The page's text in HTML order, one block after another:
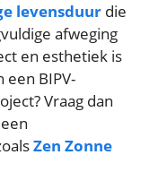
levensduur die
afweging
en esthetiek is
BIPV-
Vraag dan
Zen Zonne